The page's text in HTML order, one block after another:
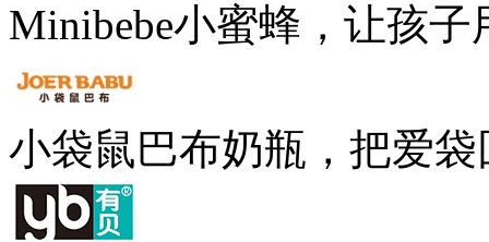
Minibebe小蜜蜂，让孩子
小袋鼠巴布奶瓶，把爱袋